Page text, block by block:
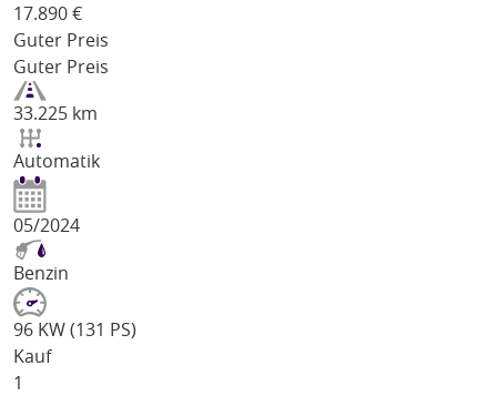
17.890 €
Guter Preis
Guter Preis
33.225 km
Automatik
05/2024
Benzin
96 KW (131 PS)
Kauf
1